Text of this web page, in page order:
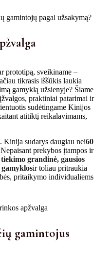
prototipą, sveikiname –
tikrasis iššūkis laukia
gamyklą užsienyje? Šiame
praktiniai patarimai ir
sudėtingame Kinijos
atitiktį reikalavimams,
Kinija sudarys daugiau nei60
Nepaisant prekybos įtampos ir
grandinė, gausios
ir toliau pritraukia
pritaikymo individualiems
gamintojus